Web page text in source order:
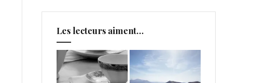
Les lecteurs aiment…